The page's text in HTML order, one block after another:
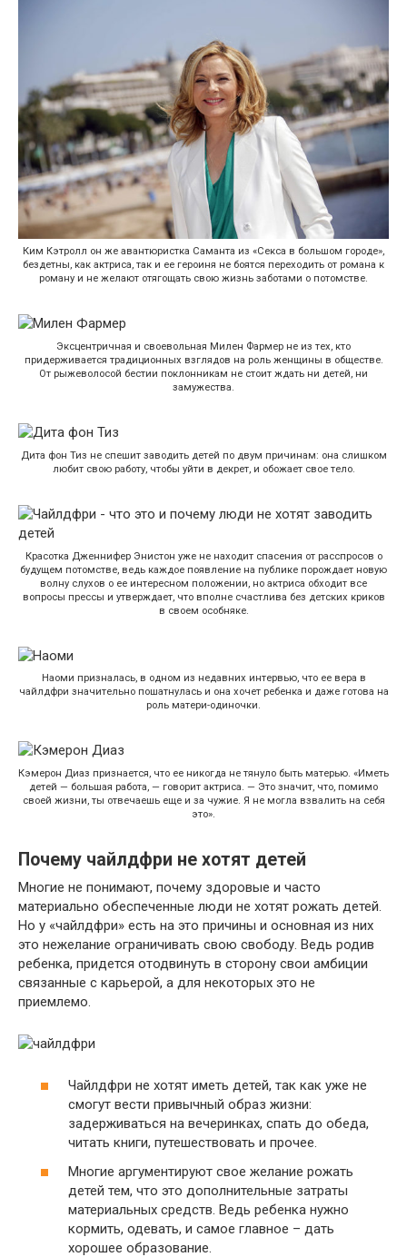
Ким Кэтролл он же авантюристка Саманта из «Секса в большом городе»,
бездетны, как актриса, так и ее героиня не боятся переходить от романа к
роману и не желают отягощать свою жизнь заботами о потомстве.
Эксцентричная и своевольная Милен Фармер не из тех, кто
придерживается традиционных взглядов на роль женщины в обществе.
От рыжеволосой бестии поклонникам не стоит ждать ни детей, ни
замужества.
Дита фон Тиз не спешит заводить детей по двум причинам: она слишком
любит свою работу, чтобы уйти в декрет, и обожает свое тело.
Красотка Дженнифер Энистон уже не находит спасения от расспросов о
будущем потомстве, ведь каждое появление на публике порождает новую
волну слухов о ее интересном положении, но актриса обходит все
вопросы прессы и утверждает, что вполне счастлива без детских криков
в своем особняке.
Наоми призналась, в одном из недавних интервью, что ее вера в
чайлдфри значительно пошатнулась и она хочет ребенка и даже готова на
роль матери-одиночки.
Кэмерон Диаз признается, что ее никогда не тянуло быть матерью. «Иметь
детей — большая работа, — говорит актриса. — Это значит, что, помимо
своей жизни, ты отвечаешь еще и за чужие. Я не могла взвалить на себя
это».
Почему чайлдфри не хотят детей
Многие не понимают, почему здоровые и часто
материально обеспеченные люди не хотят рожать детей.
Но у «чайлдфри» есть на это причины и основная из них
это нежелание ограничивать свою свободу. Ведь родив
ребенка, придется отодвинуть в сторону свои амбиции
связанные с карьерой, а для некоторых это не
приемлемо.
Чайлдфри не хотят иметь детей, так как уже не
смогут вести привычный образ жизни:
задерживаться на вечеринках, спать до обеда,
читать книги, путешествовать и прочее.
Многие аргументируют свое желание рожать
детей тем, что это дополнительные затраты
материальных средств. Ведь ребенка нужно
кормить, одевать, и самое главное – дать
хорошее образование.